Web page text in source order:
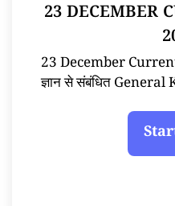
23 DECEMBER
23 December
ज्ञान से संबंधित